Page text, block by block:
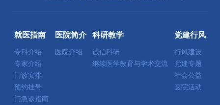
就医指南
专科介绍
专家介绍
门诊安排
预约挂号
门急诊指南
医院简介
医院介绍
科研教学
诚信科研
继续医学教育与学术交流
党建行风
行风建设
党建专题
社会公益
医院活动